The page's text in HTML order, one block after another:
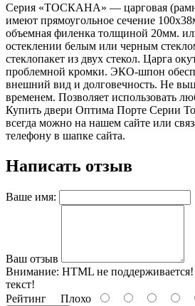
Серия «ТОСКАНА» — царговая
имеют прямоугольное сечение
объемная филенка толщиной 20мм.
остеклении белым или черным
стеклопакет из двух стекол. Царга
проблемной кромки. ЭКО-шпон
внешний вид и долговечность. Не
временем. Позволяет использовать
Купить двери Оптима Порте Серии
всегда можно на нашем сайте или
телефону в шапке сайта.
Написать отзыв
Ваше имя:
Ваш отзыв
Внимание: HTML не
текст!
Рейтинг Плохо